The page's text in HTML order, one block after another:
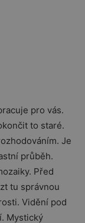
pro vás.
to staré.
Je
průběh.
Před
tu správnou
Vidění pod
Mystický